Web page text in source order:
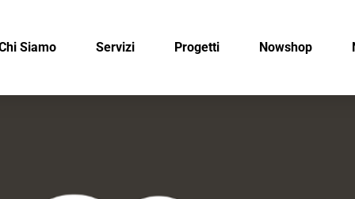
Siamo Servizi Progetti Nowshop